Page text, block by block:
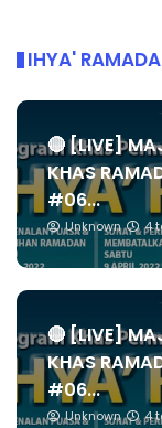
IHYA'
🔴 [LIVE]
KHAS
#06...
Unknown 4
🔴 [LIVE]
KHAS
#06...
Unknown 4